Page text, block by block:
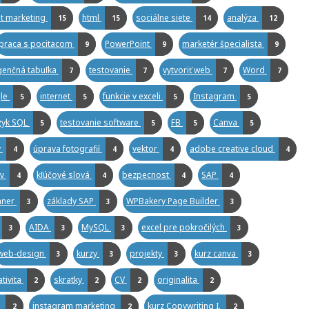
marketing 15 html 15 sociálne siete 14 analýza 12
s pocitacom 9 PowerPoint 9 marketér špecialista 9
tabuľka 7 testovanie 7 vytvoriť web 7 Word 7
5 internet 5 funkcie v exceli 5 Instagram 5
SQL 5 testovanie software 5 FB 5 Canva 5
4 úprava fotografií 4 vektor 4 adobe creative cloud 4
4 kľúčové slová 4 bezpecnost 4 SAP 4
3 základy SAP 3 WPBakery Page Builder 3
3 AIDA 3 MySQL 3 excel pre pokročilých 3
design 3 kurzy 3 projekty 3 kurz canva 3
2 skratky 2 CV 2 originalita 2
2 instagram marketing 2 kurz Copywriting I. 2